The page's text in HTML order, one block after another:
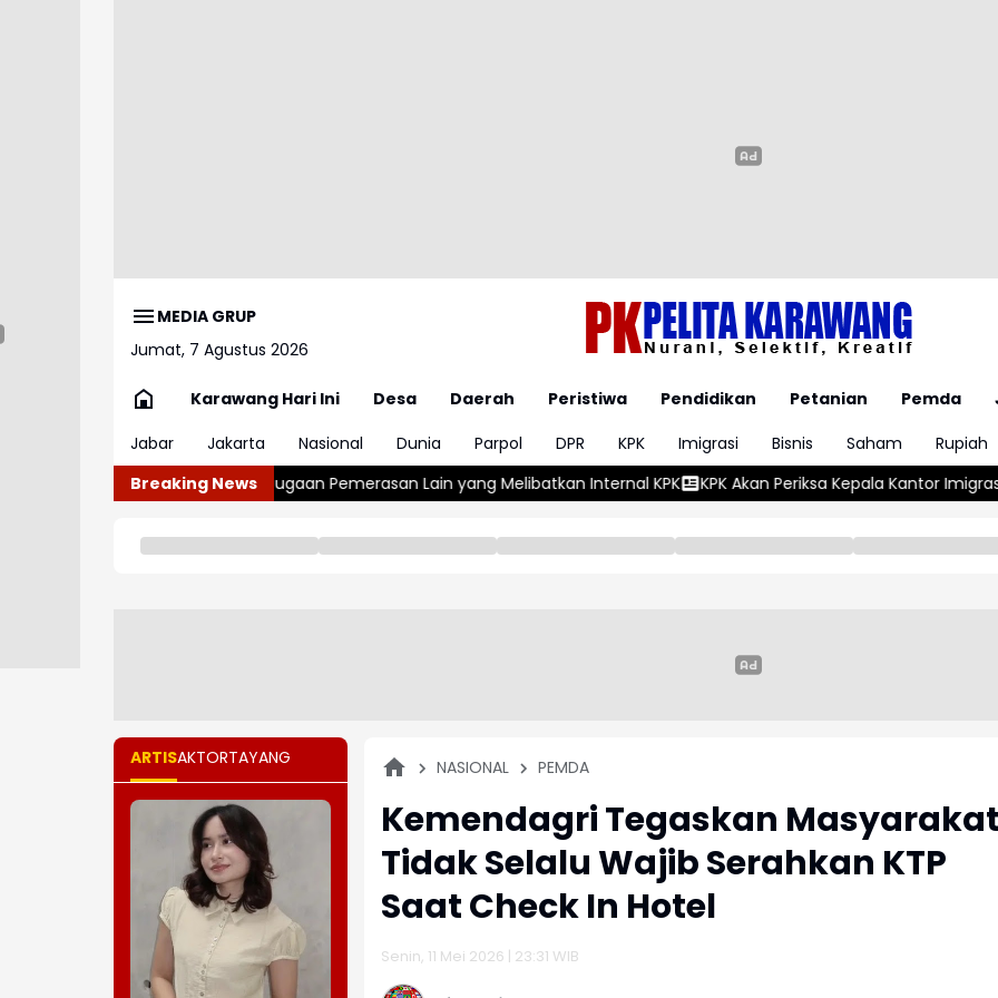
MEDIA GRUP
Jumat, 7 Agustus 2026
Karawang Hari Ini Desa Daerah Peristiwa Pendidikan Petanian Pemda
Jabar
Jakarta Nasional Dunia Parpol DPR KPK Imigrasi Bisnis Saham
Rupiah
Breaking News
KPK Telusuri Dugaan Pemerasan Lain yang Melibatkan Internal KPK KPK Akan Periksa Kepala Kantor Imigrasi Jaksel Terkait
ARTISAKTORTAYANG NASIONAL PEMDA
Kemendagri Tegaskan
Tidak Selalu Wajib Serahkan KTP
Saat Check In Hotel
Senin, 11 Mei 2026 | 23:31 WIB